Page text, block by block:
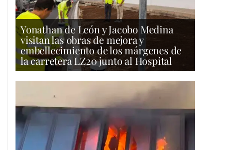
Yonathan de León y Jacobo Medina
visitan las obras de mejora y
embellecimiento de los márgenes de
la carretera LZ20 junto al Hospital